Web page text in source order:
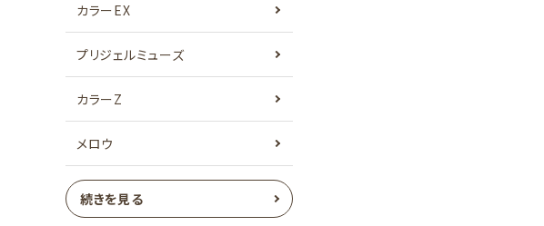
カラーEX
プリジェルミューズ
カラーZ
メロウ
続きを見る